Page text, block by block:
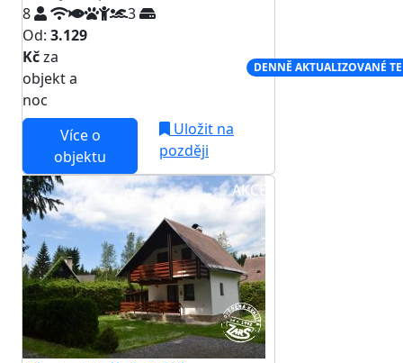
8
3
Od: 3.129
Kčza
objekt a
noc
DENNĚ AKTUALIZOVANÉ
Více o
objektu
Uložit na
později
AKCE